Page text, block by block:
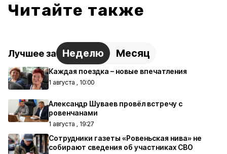
Читайте также
Лучшее за Неделю Месяц
Каждая поездка – новые впечатления
1 августа , 10:00
Александр Шуваев провёл встречу с
ровенчанами
1 августа , 19:27
Сотрудники газеты «Ровеньская нива» не
собирают сведения об участниках СВО